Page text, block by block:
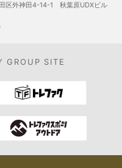
区外神田4-14-1 秋葉原UDXビル
GROUP SITE